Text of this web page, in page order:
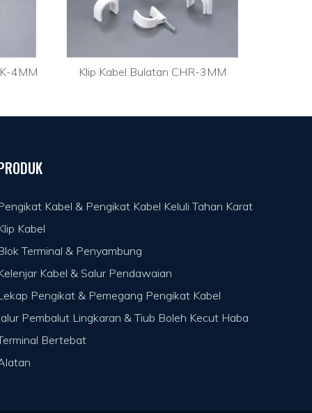
4MM Klip Kabel Bulatan CHR-3MM
Kabel & Pengikat Kabel Keluli Tahan Karat
Kabel
Terminal & Penyambung
Kabel & Salur Pendawaian
Pengikat & Pemegang Pengikat Kabel
Jalur Pembalut Lingkaran & Tiub Boleh Kecut Haba
Bertebat